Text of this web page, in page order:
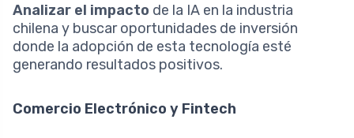
Analizar el impacto de la IA en la industria
chilena y buscar oportunidades de inversión
donde la adopción de esta tecnología esté
generando resultados positivos.
Comercio Electrónico y Fintech